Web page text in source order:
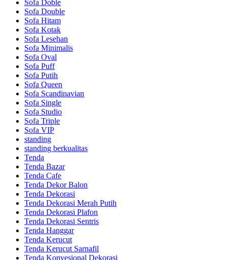
Sofa Doble
Sofa Double
Sofa Hitam
Sofa Kotak
Sofa Lesehan
Sofa Minimalis
Sofa Oval
Sofa Puff
Sofa Putih
Sofa Queen
Sofa Scandinavian
Sofa Single
Sofa Studio
Sofa Triple
Sofa VIP
standing
standing berkualitas
Tenda
Tenda Bazar
Tenda Cafe
Tenda Dekor Balon
Tenda Dekorasi
Tenda Dekorasi Merah Putih
Tenda Dekorasi Plafon
Tenda Dekorasi Sentris
Tenda Hanggar
Tenda Kerucut
Tenda Kerucut Sarnafil
Tenda Konvesional Dekorasi